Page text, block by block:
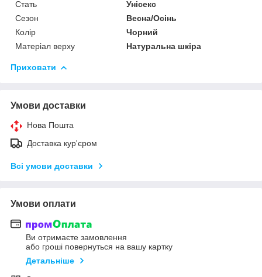
Стать
Унісекс
Сезон
Весна/Осінь
Колір
Чорний
Матеріал верху
Натуральна шкіра
Приховати
Умови доставки
Нова Пошта
Доставка кур'єром
Всі умови доставки
Умови оплати
Ви отримаєте замовлення
або гроші повернуться на вашу картку
Детальніше